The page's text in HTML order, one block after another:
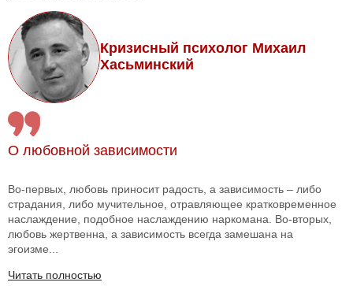
Кризисный психолог Михаил
Хасьминский
О любовной зависимости
Во-первых, любовь приносит радость, а зависимость – либо
страдания, либо мучительное, отравляющее кратковременное
наслаждение, подобное наслаждению наркомана. Во-вторых,
любовь жертвенна, а зависимость всегда замешана на
эгоизме...
Читать полностью